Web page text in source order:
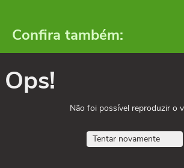
Confira também:
Ops!
Não foi possível reproduzir o
Tentar novamente